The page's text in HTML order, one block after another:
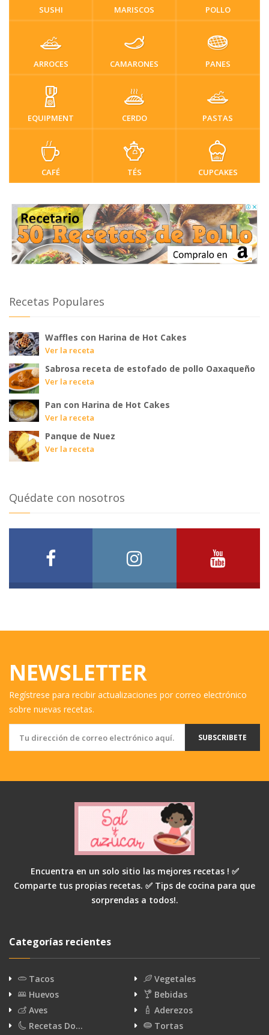
SUSHI MARISCOS POLLO
ARROCES CAMARONES PANES
EQUIPMENT CERDO PASTAS
CAFÉ TÉS CUPCAKES
Recetas Populares
Waffles con Harina de Hot Cakes
Ver la receta
Sabrosa receta de estofado de pollo Oaxaqueño
Ver la receta
Pan con Harina de Hot Cakes
Ver la receta
Panque de Nuez
Ver la receta
Quédate con nosotros
NEWSLETTER
Regístrese para recibir actualizaciones por correo electrónico
sobre nuevas recetas.
SUBSCRIBETE
Encuentra en un solo sitio las mejores recetas ! ✅
Comparte tus propias recetas. ✅ Tips de cocina para que
sorprendas a todos!.
Categorías recientes
Tacos
Vegetales
Huevos
Bebidas
Aves
Aderezos
Recetas Do…
Tortas